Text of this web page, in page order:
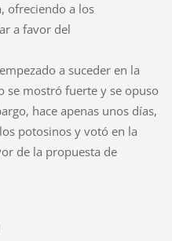
ofreciendo a los
a favor del
a suceder en la
se mostró fuerte y se opuso
hace apenas unos días,
potosinos y votó en la
de la propuesta de